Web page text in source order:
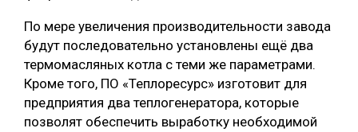
По мере увеличения производительности завода
будут последовательно установлены ещё два
термомасляных котла с теми же параметрами.
Кроме того, ПО «Теплоресурс» изготовит для
предприятия два теплогенератора, которые
позволят обеспечить выработку необходимой